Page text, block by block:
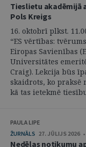
Tieslietu akadēmijā
Pols Kreigs
16. oktobrī plkst.
“ES vērtības:
Eiropas Savienības
Universitātes
Craig). Lekcija būs
skaidrots, ko praksē
kā tas ietekmē
PAULA LIPE
ŽURNĀLS 27. JŪLIJS 2026
Nedēļas notikumu